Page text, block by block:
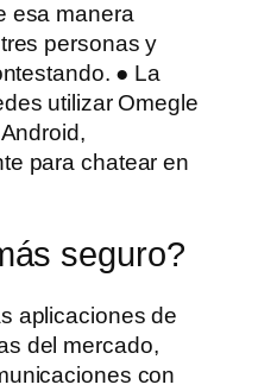
esa manera
personas y
● La
utilizar Omegle
para chatear en
seguro?
aplicaciones de
del mercado,
con